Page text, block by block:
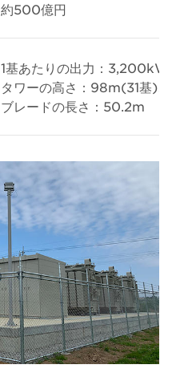
約500億円
1基あたりの出力：3,200kW
タワーの高さ：98m(31基)
ブレードの長さ：50.2m